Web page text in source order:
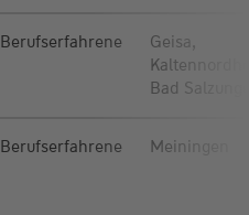
Berufserfahrene
Geisa,
Bad
Berufserfahrene Meiningen